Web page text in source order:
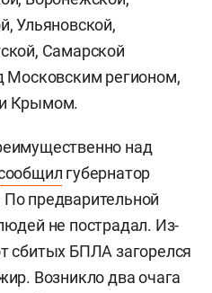
Ульяновской,
Самарской
Московским регионом,
Крымом.
над
губернатор
По предварительной
не пострадал. Из-
сбитых БПЛА загорелся
Возникло два очага